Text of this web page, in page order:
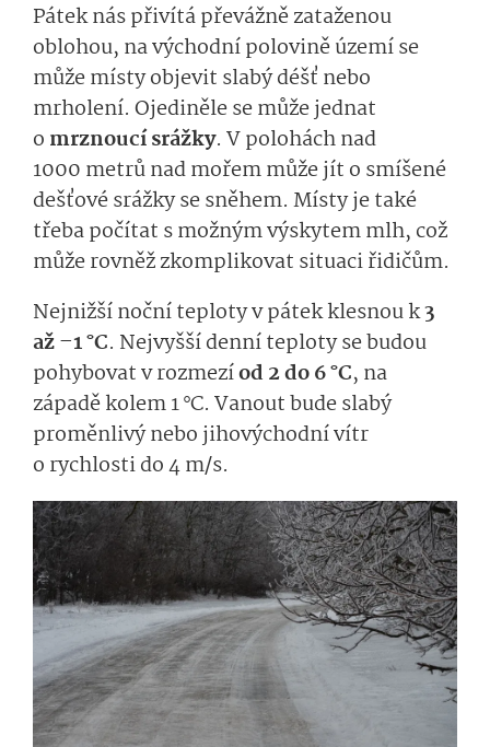
Pátek nás přivítá převážně zataženou
oblohou, na východní polovině území se
může místy objevit slabý déšť nebo
mrholení. Ojediněle se může jednat
o mrznoucí srážky. V polohách nad
1000 metrů nad mořem může jít o smíšené
dešťové srážky se sněhem. Místy je také
třeba počítat s možným výskytem mlh, což
může rovněž zkomplikovat situaci řidičům.
Nejnižší noční teploty v pátek klesnou k3
až –1 °C. Nejvyšší denní teploty se budou
pohybovat v rozmezíod 2 do 6 °C, na
západě kolem 1 °C. Vanout bude slabý
proměnlivý nebo jihovýchodní vítr
o rychlosti do 4 m/s.